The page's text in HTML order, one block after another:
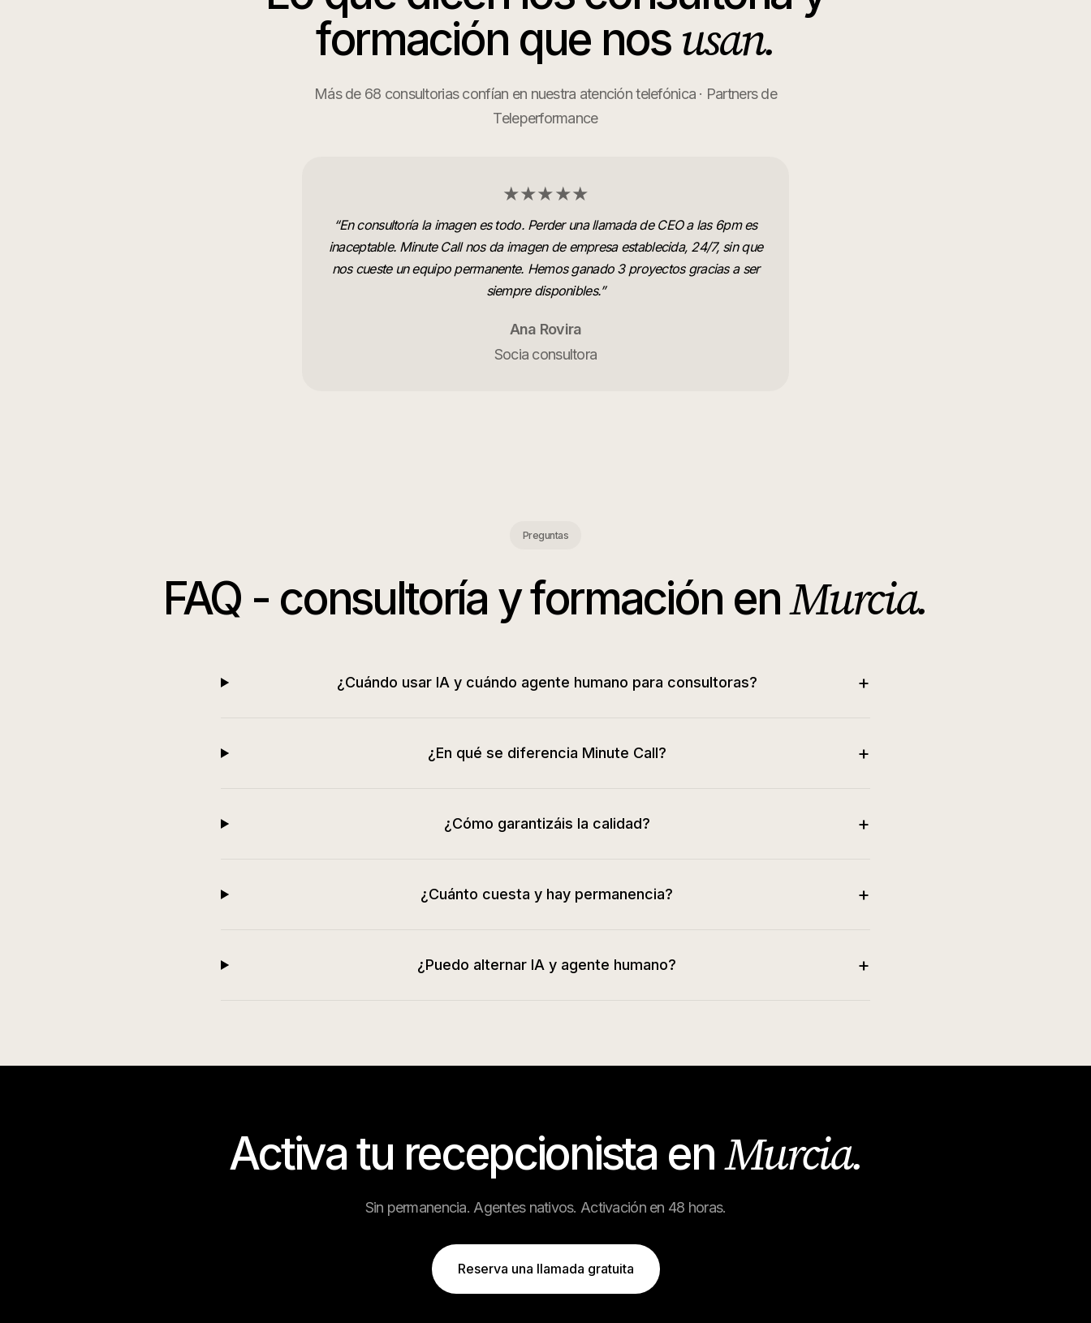
formación que nos usan.
Más de 68 consultorias confían en nuestra atención telefónica · Partners de
Teleperformance
★★★★★
“En consultoría la imagen es todo. Perder una llamada de CEO a las 6pm es
inaceptable. Minute Call nos da imagen de empresa establecida, 24/7, sin que
nos cueste un equipo permanente. Hemos ganado 3 proyectos gracias a ser
siempre disponibles.”
Ana Rovira
Socia consultora
Preguntas
FAQ - consultoría y formación enMurcia.
¿Cuándo usar IA y cuándo agente humano para consultoras? +
¿En qué se diferencia Minute Call? +
¿Cómo garantizáis la calidad? +
¿Cuánto cuesta y hay permanencia? +
¿Puedo alternar IA y agente humano? +
Activa tu recepcionista enMurcia.
Sin permanencia. Agentes nativos. Activación en 48 horas.
Reserva una llamada gratuita